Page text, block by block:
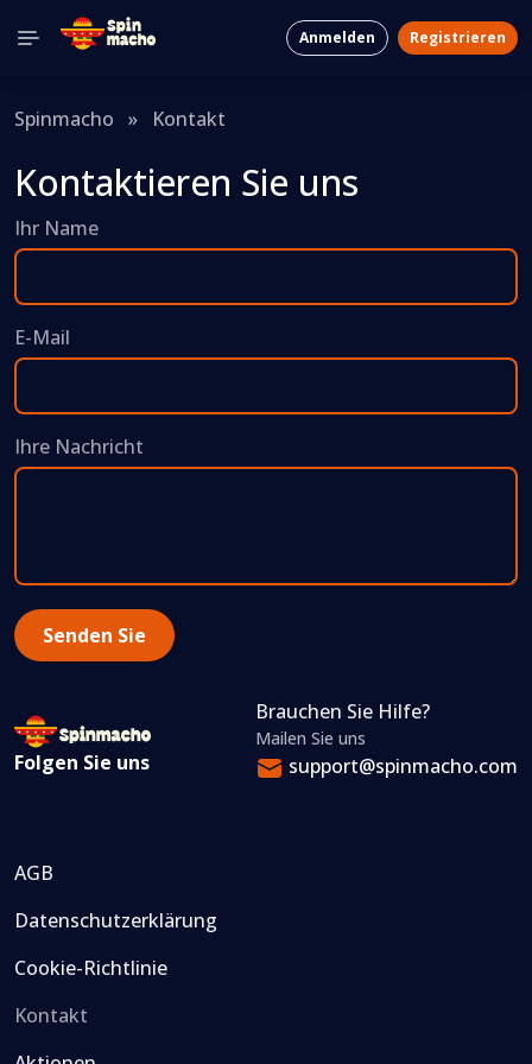
Anmelden Registrieren
Spinmacho » Kontakt
Kontaktieren Sie uns
Ihr Name
E-Mail
Ihre Nachricht
Folgen Sie uns
AGB
Datenschutzerklärung
Cookie-Richtlinie
Kontakt
Brauchen Sie Hilfe?
Mailen Sie uns
support@spinmacho.com